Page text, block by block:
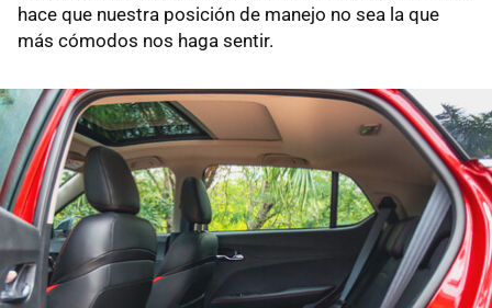
hace que nuestra posición de manejo no sea la que
más cómodos nos haga sentir.